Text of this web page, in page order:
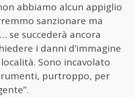
abbiamo alcun appiglio
sanzionare ma
se succederà ancora
i danni d’immagine
Sono incavolato
purtroppo, per